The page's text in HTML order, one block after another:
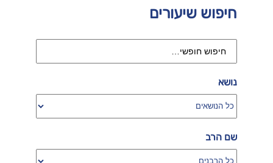
חיפוש שיעורים
נושא
שם הרב